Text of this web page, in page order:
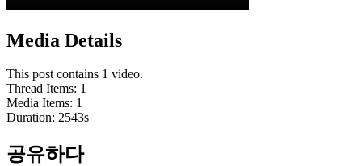
Media Details
This post contains 1 video.
Thread Items: 1
Media Items: 1
Duration: 2543s
공유하다